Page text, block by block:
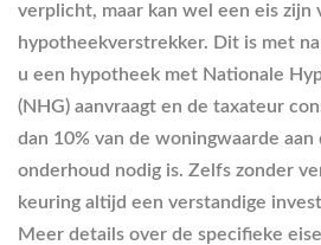
verplicht, maar kan wel een eis zijn
hypotheekverstrekker. Dit is met
u een hypotheek met Nationale
(NHG) aanvraagt en de taxateur
dan 10% van de woningwaarde
onderhoud nodig is. Zelfs zonder
keuring altijd een verstandige
Meer details over de specifieke